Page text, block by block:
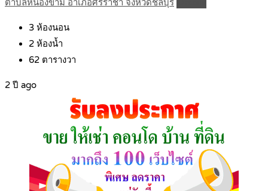
ตำบลหนองขาม อำเภอศรีราชา จังหวัดชลบุรี
3 ห้องนอน
2 ห้องน้ำ
62 ตารางวา
2 ปี ago